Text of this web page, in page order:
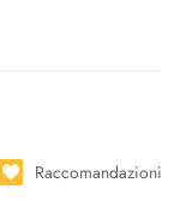
Payant Social,
Raccomandazioni